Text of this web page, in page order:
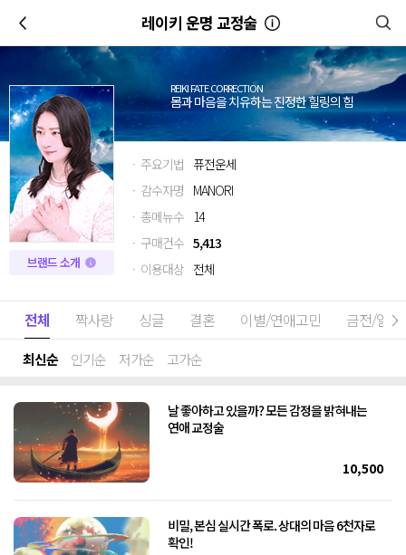
레이키 운명 교정술
REIKI FATE CORRECTION
몸과 마음을 치유하는 진정한 힐링의 힘
브랜드 소개
· 주요기법 퓨전운세
· 감수자명 MANORI
· 총메뉴수 14
· 구매건수 5,413
· 이용대상 전체
전체 짝사랑 싱글 결혼 이별/연애고민 금전/일
최신순 인기순 저가순 고가순
날 좋아하고 있을까? 모든 감정을 밝혀내는
연애 교정술
10,500
비밀, 본심 실시간 폭로. 상대의 마음 6천자로
확인!